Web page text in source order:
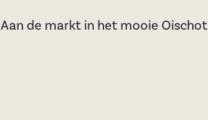
Aan de markt in het mooie Oischot